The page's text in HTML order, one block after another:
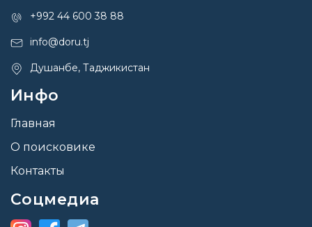
+992 44 600 38 88
info@doru.tj
Душанбе, Таджикистан
Инфо
Главная
О поисковике
Контакты
Соцмедиа